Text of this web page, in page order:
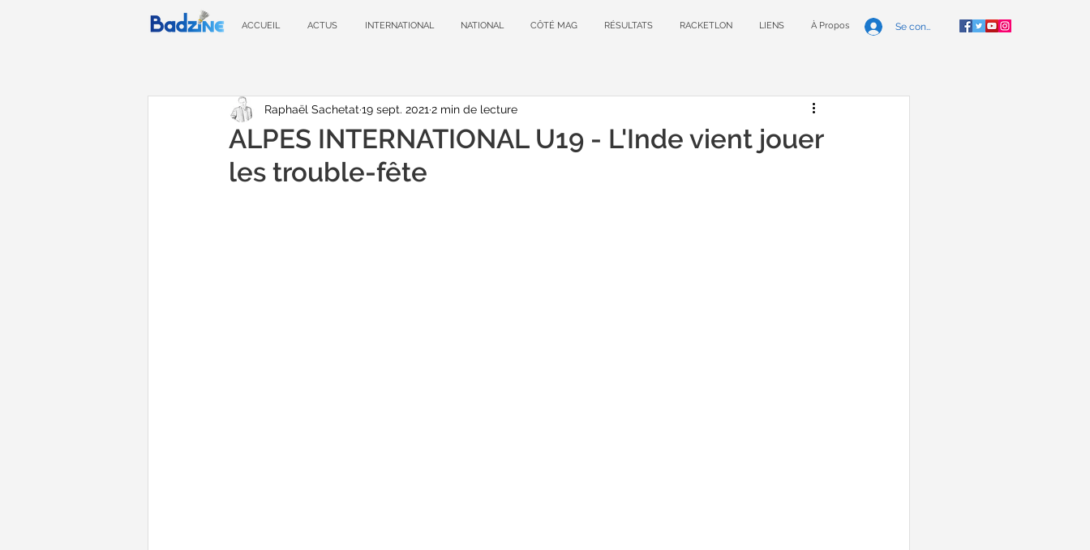
ACCUEIL ACTUS INTERNATIONAL NATIONAL CÔTÉ MAG RÉSULTATS RACKETLON LIENS À Propos Se connecter
ALPES INTERNATIONAL U19 - L'Inde vient jouer
les trouble-fête
Raphaël Sachetat 19 sept. 2021 2 min de lecture